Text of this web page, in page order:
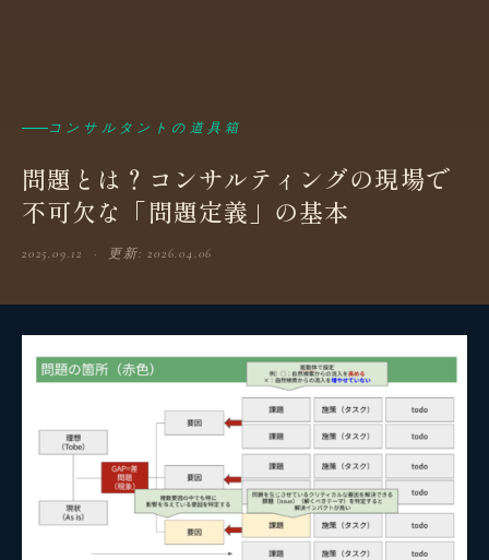
コンサルタントの道具箱
問題とは？コンサルティングの現場で
不可欠な「問題定義」の基本
2025.09.12 · 更新: 2026.04.06